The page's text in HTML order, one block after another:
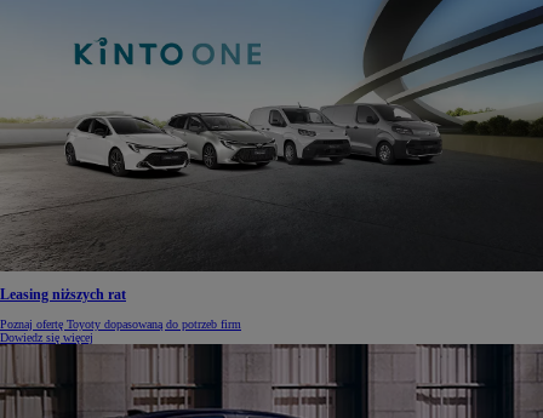
Leasing niższych rat
Poznaj ofertę Toyoty dopasowaną do potrzeb firm
Dowiedz się więcej